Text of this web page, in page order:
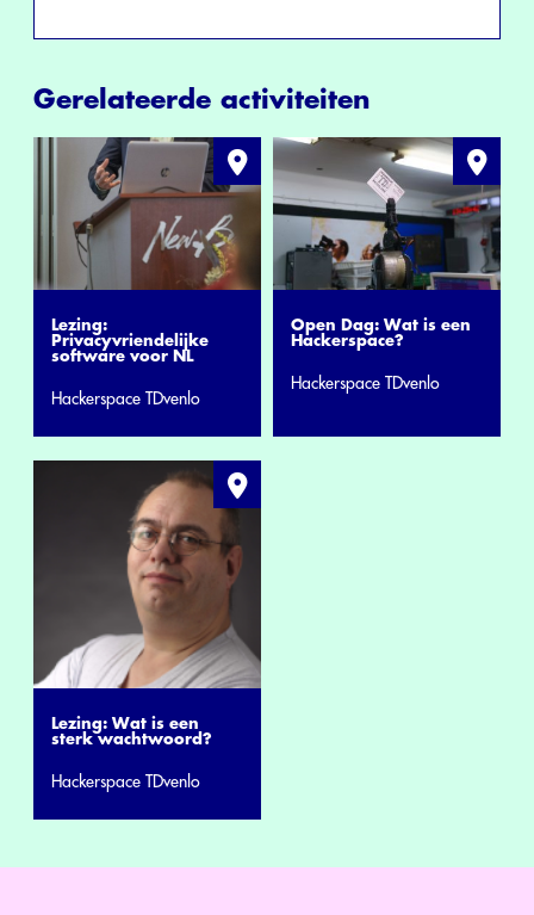
Gerelateerde activiteiten
Lezing:
Privacyvriendelijke
software voor NL
Hackerspace TDvenlo
Open Dag: Wat is een
Hackerspace?
Hackerspace TDvenlo
Lezing: Wat is een
sterk wachtwoord?
Hackerspace TDvenlo